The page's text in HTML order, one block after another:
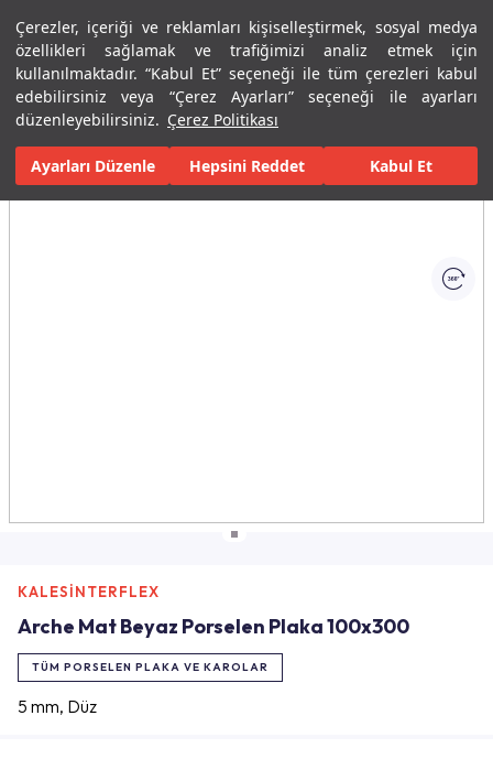
Çerezler, içeriği ve reklamları kişiselleştirmek, sosyal medya
özellikleri sağlamak ve trafiğimizi analiz etmek için
kullanılmaktadır. “Kabul Et” seçeneği ile tüm çerezleri kabul
edebilirsiniz veya “Çerez Ayarları” seçeneği ile ayarları
düzenleyebilirsiniz. Çerez Politikası
Ayarları Düzenle Hepsini Reddet Kabul Et
Menü Menü
Ana Sayfa Karolar Porselen Plaka ve Karolar Tüm Porselen
Tüm Görseller(1)
KALESİNTERFLEX
Arche Mat Beyaz Porselen Plaka 100x300
TÜM PORSELEN PLAKA VE KAROLAR
5 mm, Düz